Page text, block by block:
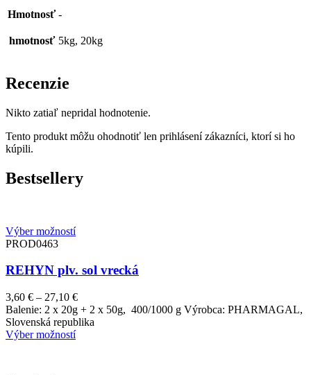
Hmotnosť -
hmotnosť 5kg, 20kg
Recenzie
Nikto zatiaľ nepridal hodnotenie.
Tento produkt môžu ohodnotiť len prihlásení zákazníci, ktorí si ho
kúpili.
Bestsellery
Výber možností
PROD0463
REHYN plv. sol vrecká
3,60 € – 27,10 €Price
range:
3,60 €
Balenie: 2 x 20g + 2 x 50g, 400/1000 g Výrobca: PHARMAGAL,
Slovenská republika
Výber možností